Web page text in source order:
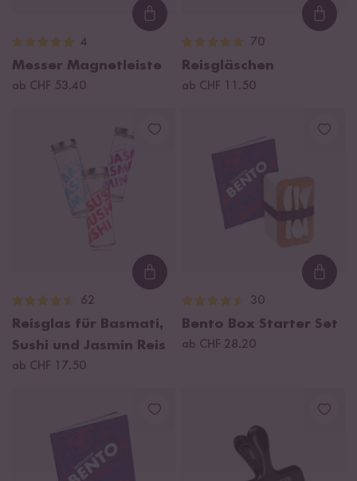
Loading...
4
Messer Magnetleiste
ab CHF 53.40
70
Reisgläschen
ab CHF 11.50
Loading...
62
Reisglas für Basmati,
Sushi und Jasmin Reis
ab CHF 17.50
30
Bento Box Starter Set
ab CHF 28.20